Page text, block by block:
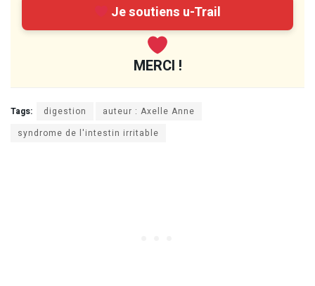
Je soutiens u-Trail
MERCI !
Tags: digestion
auteur : Axelle Anne
syndrome de l'intestin irritable